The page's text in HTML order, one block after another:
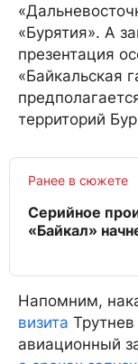
«Бурятия». А
презентация
«Байкальская
территорий
Ранее в сюжете
Серийное
«Байкал»
Напомним,
визита
авиационный